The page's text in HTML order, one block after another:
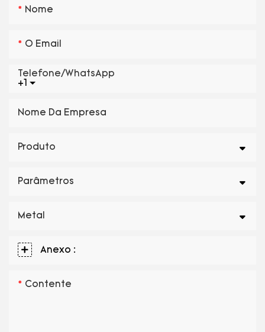
Nome
O Email
+1
Telefone/WhatsApp
Nome Da Empresa
Produto
Parâmetros
Metal
Anexo :
Contente